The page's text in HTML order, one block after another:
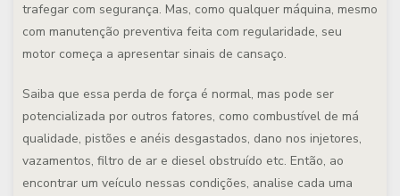
trafegar com segurança. Mas, como qualquer máquina, mesmo
com manutenção preventiva feita com regularidade, seu
motor começa a apresentar sinais de cansaço.
Saiba que essa perda de força é normal, mas pode ser
potencializada por outros fatores, como combustível de má
qualidade, pistões e anéis desgastados, dano nos injetores,
vazamentos, filtro de ar e diesel obstruído etc. Então, ao
encontrar um veículo nessas condições, analise cada uma